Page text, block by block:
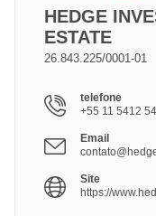
HEDGE
ESTATE
26.843.225/0001-01
telefone
+55 11 5412
Email
Site
https://